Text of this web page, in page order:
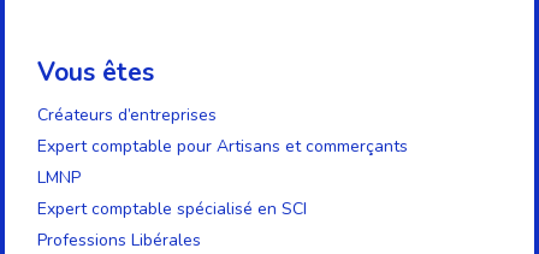
Vous êtes
Créateurs d’entreprises
Expert comptable pour Artisans et commerçants
LMNP
Expert comptable spécialisé en SCI
Professions Libérales